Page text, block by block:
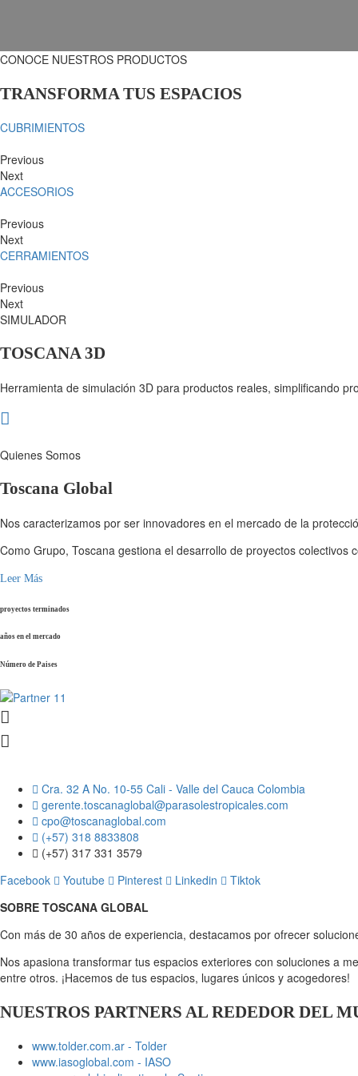
CONOCE NUESTROS PRODUCTOS
TRANSFORMA TUS ESPACIOS
CUBRIMIENTOS
Previous
Next
ACCESORIOS
Previous
Next
CERRAMIENTOS
Previous
Next
SIMULADOR
TOSCANA 3D
Herramienta de simulación 3D para productos reales, simplificando
Quienes Somos
Toscana Global
Nos caracterizamos por ser innovadores en el mercado de la
Como Grupo, Toscana gestiona el desarrollo de proyectos
Leer Más
proyectos terminados
años en el mercado
Número de Paises
Cra. 32 A No. 10-55 Cali - Valle del Cauca Colombia
gerente.toscanaglobal@parasolestropicales.com
cpo@toscanaglobal.com
(+57) 318 8833808
(+57) 317 331 3579
Facebook
Youtube Pinterest Linkedin
Tiktok
SOBRE TOSCANA GLOBAL
Con más de 30 años de experiencia, destacamos por ofrecer
Nos apasiona transformar tus espacios exteriores con soluciones a
entre otros. ¡Hacemos de tus espacios, lugares únicos y acogedores!
NUESTROS PARTNERS AL REDEDOR DEL
www.tolder.com.ar - Tolder
www.iasoglobal.com - IASO